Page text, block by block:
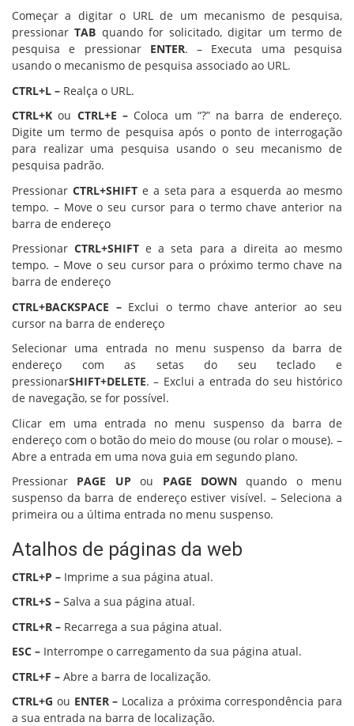
Começar a digitar o URL de um mecanismo de pesquisa,
pressionarTAB quando for solicitado, digitar um termo de
pesquisa e pressionar ENTER. – Executa uma pesquisa
usando o mecanismo de pesquisa associado ao URL.
CTRL+L – Realça o URL.
CTRL+K ou CTRL+E – Coloca um “?” na barra de endereço.
Digite um termo de pesquisa após o ponto de interrogação
para realizar uma pesquisa usando o seu mecanismo de
pesquisa padrão.
Pressionar CTRL+SHIFTe a seta para a esquerda ao mesmo
tempo. – Move o seu cursor para o termo chave anterior na
barra de endereço
PressionarCTRL+SHIFT e a seta para a direita ao mesmo
tempo. – Move o seu cursor para o próximo termo chave na
barra de endereço
CTRL+BACKSPACE – Exclui o termo chave anterior ao seu
cursor na barra de endereço
Selecionar uma entrada no menu suspenso da barra de
endereço com as setas do seu teclado e
pressionarSHIFT+DELETE. – Exclui a entrada do seu histórico
de navegação, se for possível.
Clicar em uma entrada no menu suspenso da barra de
endereço com o botão do meio do mouse (ou rolar o mouse). –
Abre a entrada em uma nova guia em segundo plano.
Pressionar PAGE UP ou PAGE DOWNquando o menu
suspenso da barra de endereço estiver visível. – Seleciona a
primeira ou a última entrada no menu suspenso.
Atalhos de páginas da web
CTRL+P – Imprime a sua página atual.
CTRL+S – Salva a sua página atual.
CTRL+R – Recarrega a sua página atual.
ESC – Interrompe o carregamento da sua página atual.
CTRL+F – Abre a barra de localização.
CTRL+G ou ENTER – Localiza a próxima correspondência para
a sua entrada na barra de localização.